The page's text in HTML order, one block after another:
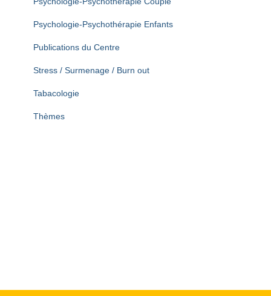
Psychologie-Psychothérapie Enfants
Publications du Centre
Stress / Surmenage / Burn out
Tabacologie
Thèmes